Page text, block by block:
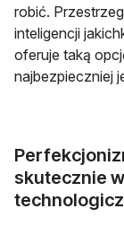
robić.
inteligencji
oferuje taką
najbezpieczniej
skutecznie